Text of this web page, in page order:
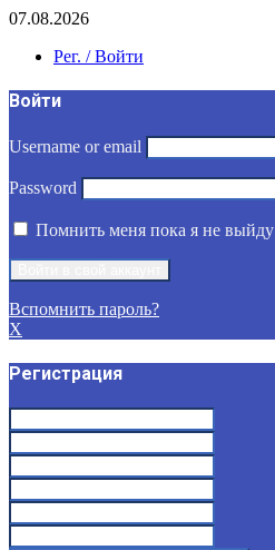
07.08.2026
Рег. / Войти
Войти
Username or email
Password
Помнить меня пока я не выйду
Вспомнить пароль?
X
Регистрация